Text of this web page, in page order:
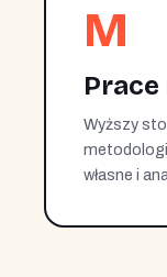
M
Wyższy
własne i